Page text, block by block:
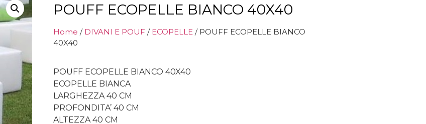
POUFF ECOPELLE BIANCO 40X40
Home / DIVANI E POUF / ECOPELLE / POUFF ECOPELLE BIANCO
40X40
POUFF ECOPELLE BIANCO 40X40
ECOPELLE BIANCA
LARGHEZZA 40 CM
PROFONDITA’ 40 CM
ALTEZZA 40 CM